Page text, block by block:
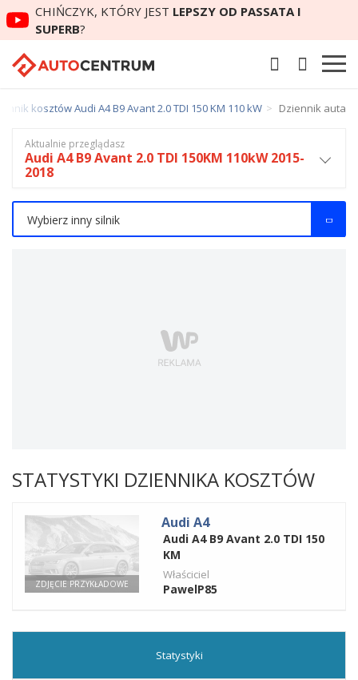
CHIŃCZYK, KTÓRY JEST LEPSZY OD PASSATA I
SUPERB?
kosztów Audi A4 B9 Avant 2.0 TDI 150 KM 110 kW Dziennik auta
STATYSTYKI DZIENNIKA KOSZTÓW
ZDJĘCIE PRZYKŁADOWE
Audi A4
Audi A4 B9 Avant 2.0 TDI 150
KM
Właściciel
PawelP85
Statystyki
Aktualnie przeglądasz
Audi A4 B9 Avant 2.0 TDI 150KM 110kW 2015-
2018
Wybierz inny silnik